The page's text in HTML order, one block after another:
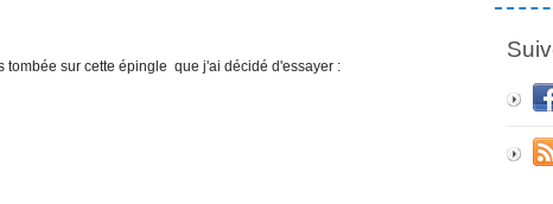
tombée sur cette épingle que j'ai décidé d'essayer :